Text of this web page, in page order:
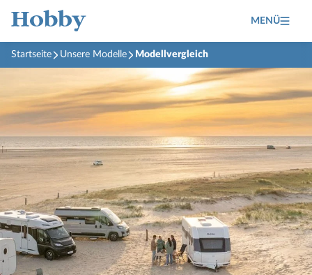
MENÜ
Startseite Unsere Modelle Modellvergleich